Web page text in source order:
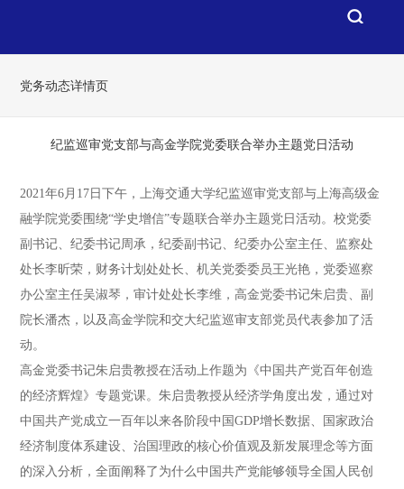
党务动态详情页
纪监巡审党支部与高金学院党委联合举办主题党日活动
2021年6月17日下午，上海交通大学纪监巡审党支部与上海高级金
融学院党委围绕“学史增信”专题联合举办主题党日活动。校党委
副书记、纪委书记周承，纪委副书记、纪委办公室主任、监察处
处长李昕荣，财务计划处处长、机关党委委员王光艳，党委巡察
办公室主任吴淑琴，审计处处长李维，高金党委书记朱启贵、副
院长潘杰，以及高金学院和交大纪监巡审支部党员代表参加了活
动。
高金党委书记朱启贵教授在活动上作题为《中国共产党百年创造
的经济辉煌》专题党课。朱启贵教授从经济学角度出发，通过对
中国共产党成立一百年以来各阶段中国GDP增长数据、国家政治
经济制度体系建设、治国理政的核心价值观及新发展理念等方面
的深入分析，全面阐释了为什么中国共产党能够领导全国人民创